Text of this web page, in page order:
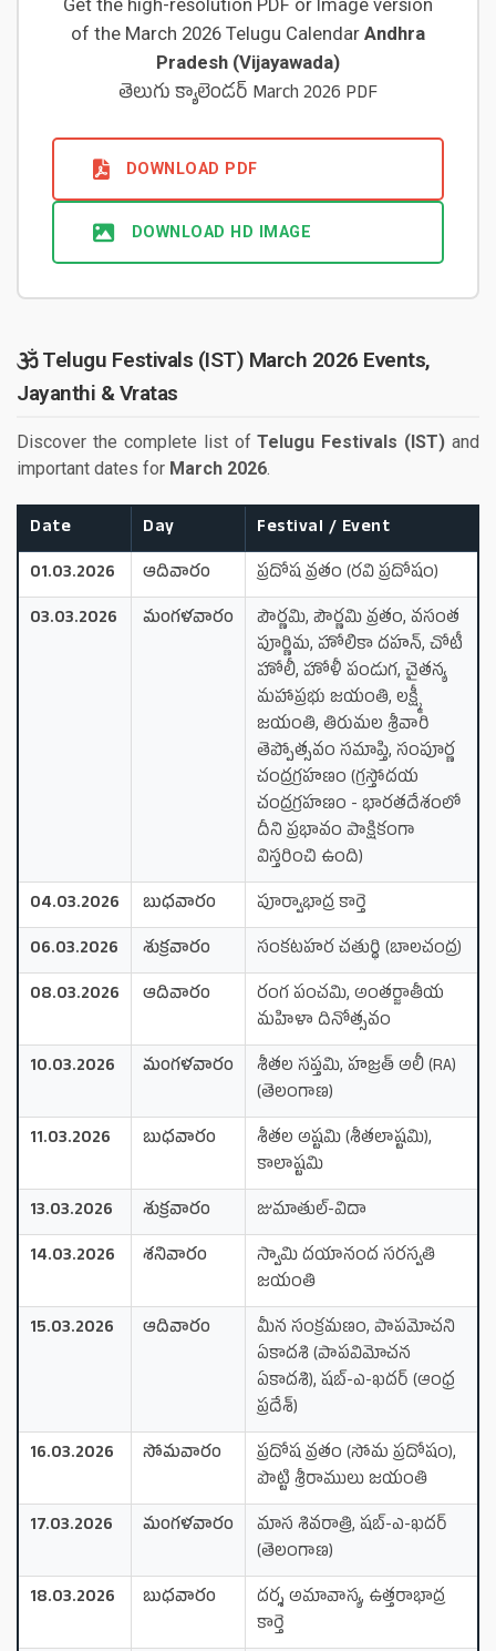
of the March 2026 Telugu Calendar Andhra
Pradesh (Vijayawada)
తెలుగు క్యాలెండర్ March 2026 PDF
DOWNLOAD PDF
DOWNLOAD HD IMAGE
Telugu Festivals (IST) March 2026 Events,
Jayanthi & Vratas
Discover the complete list ofTelugu Festivals (IST) and
important dates for March 2026.
Date Day
Festival / Event
01.03.2026
ఆదివారం
ప్రదోష వ్రతం (రవి ప్రదోషం)
03.03.2026
మంగళవారం
పౌర్ణమి, పౌర్ణమి వ్రతం, వసంత
పూర్ణిమ, హోలికా దహన్, చోటీ
హోలీ, హోళీ పండుగ, చైతన్య
మహాప్రభు జయంతి, లక్ష్మీ
జయంతి, తిరుమల శ్రీవారి
తెప్పోత్సవం సమాప్తి, సంపూర్ణ
చంద్రగ్రహణం (గ్రస్తోదయ
చంద్రగ్రహణం - భారతదేశంలో
దీని ప్రభావం పాక్షికంగా
విస్తరించి ఉంది)
04.03.2026
బుధవారం
పూర్వాభాద్ర కార్తె
06.03.2026
శుక్రవారం
సంకటహర చతుర్థి (బాలచంద్ర)
08.03.2026
ఆదివారం
రంగ పంచమి, అంతర్జాతీయ
మహిళా దినోత్సవం
10.03.2026
మంగళవారం
శీతల సప్తమి, హజ్రత్ అలీ (RA)
(తెలంగాణ)
11.03.2026
బుధవారం
శీతల అష్టమి (శీతలాష్టమి),
కాలాష్టమి
13.03.2026
శుక్రవారం
జుమాతుల్‌-విదా
14.03.2026
శనివారం
స్వామి దయానంద సరస్వతి
జయంతి
15.03.2026
ఆదివారం
మీన సంక్రమణం, పాపమోచని
ఏకాదశి (పాపవిమోచన
ఏకాదశి), షబ్-ఎ-ఖదర్ (ఆంధ్ర
ప్రదేశ్)
16.03.2026
సోమవారం
ప్రదోష వ్రతం (సోమ ప్రదోషం),
పొట్టి శ్రీరాములు జయంతి
17.03.2026
మంగళవారం
మాస శివరాత్రి, షబ్-ఎ-ఖదర్
(తెలంగాణ)
18.03.2026
బుధవారం
దర్శ అమావాస్య, ఉత్తరాభాద్ర
కార్తె